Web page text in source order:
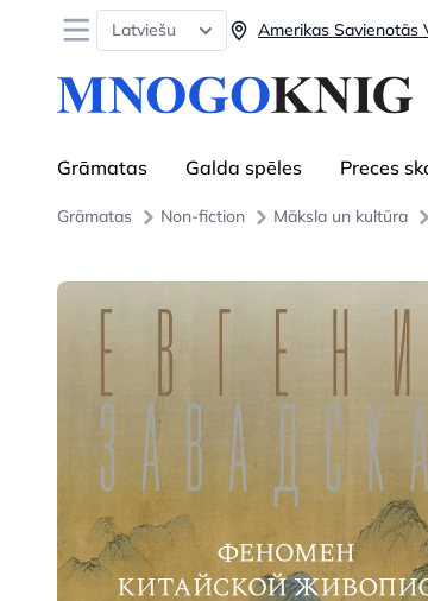
Open menu
Latviešu Amerikas Savienotās
Grāmatas Galda spēles Preces
Grāmatas Non-fiction Māksla un kultūra